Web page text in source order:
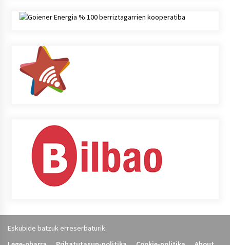
Eskubide batzuk erreserbaturik